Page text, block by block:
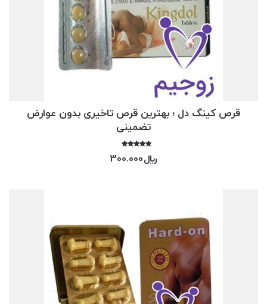
قرص کینگ دل ؛ بهترین قرص تاخیری بدون عوارض
تضمینی
4.50 ﷼300.000